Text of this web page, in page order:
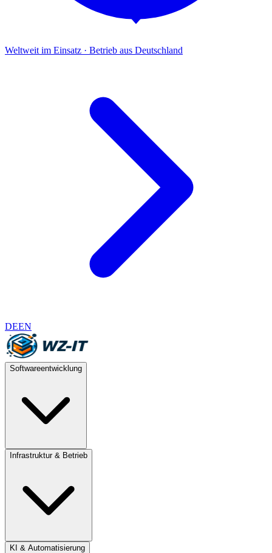
Weltweit im Einsatz · Betrieb aus Deutschland
DEEN
Softwareentwicklung
Infrastruktur & Betrieb
KI & Automatisierung